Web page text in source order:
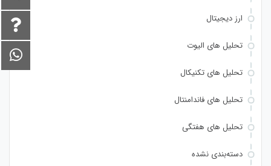
ارز دیجیتال
تحلیل های الیوت
تحلیل های تکنیکال
تحلیل های فاندامنتال
تحلیل های هفتگی
دسته‌بندی نشده